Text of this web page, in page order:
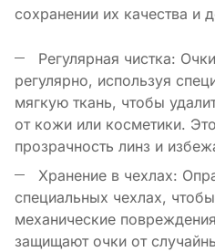
сохранении их качества и
Регулярная чистка:
регулярно, используя
мягкую ткань, чтобы
от кожи или косметики.
прозрачность линз и
Хранение в чехлах:
специальных чехлах,
механические
защищают очки от